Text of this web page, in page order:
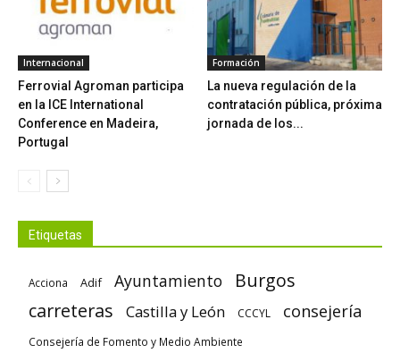
Internacional
Ferrovial Agroman participa
en la ICE International
Conference en Madeira,
Portugal
Formación
La nueva regulación de la
contratación pública, próxima
jornada de los...
Etiquetas
Acciona Adif Ayuntamiento
Burgos
carreteras
Castilla y León CCCYL consejería
Consejería de Fomento y Medio Ambiente